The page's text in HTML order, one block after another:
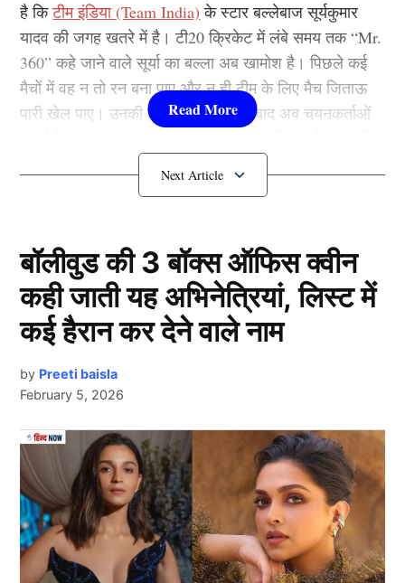
है किटीम इंडिया (Team India) के स्टार बल्लेबाज सूर्यकुमार
यादव की जगह खतरे में है। टी20 क्रिकेट में लंबे समय तक “Mr.
360” कहे जाने वाले सूर्या का बल्ला अब खामोश है। पिछले कई
मैचों में वह न तो रन बना पाए और न ही टीम के लिए मैच जिताऊ
पारी खेल पाए। उनकी लगातार नाकामी के बाद अब चयनकर्ताओं
आगामी टी20 विश्व कप में नया चेहरा टीम की कमान संभालेगा।
Team India
सूर्याभारतीय टीम (Team India)के लिए मिडिल ऑर्डर में अहम
भूमिका निभाते रहे हैं, लेकिन एशिया कप और हालिया सीरीज में वह
फ्लॉप साबित हुए। जहां उनसे ताबड़तोड़ स्ट्राइक रेट की उम्मीद
Next Article
बॉलीवुड की 3 बॉक्स ऑफिस क्वीन
कही जाती यह अभिनेत्रियां, लिस्ट में
कई हैरान कर देने वाले नाम
by Preeti baisla
February 5, 2026